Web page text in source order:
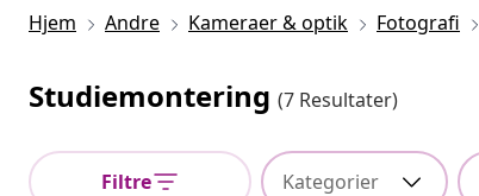
Hjem Andre Kameraer & optik Fotografi
Studiemontering (7 Resultater)
Filtre Kategorier